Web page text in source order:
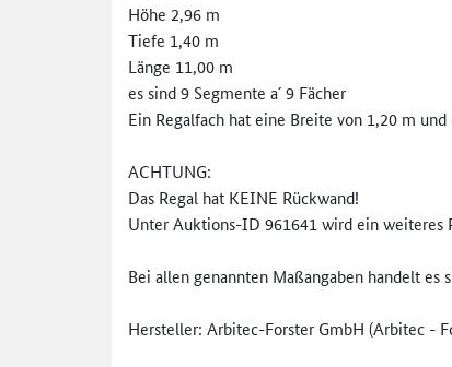
Höhe 2,96 m
Tiefe 1,40 m
Länge 11,00 m
es sind 9 Segmente a´ 9 Fächer
Ein Regalfach hat eine Breite von 1,20 m
ACHTUNG:
Das Regal hat KEINE Rückwand!
Unter Auktions-ID 961641 wird ein weiteres
Bei allen genannten Maßangaben handelt es
Hersteller: Arbitec-Forster GmbH (Arbitec -